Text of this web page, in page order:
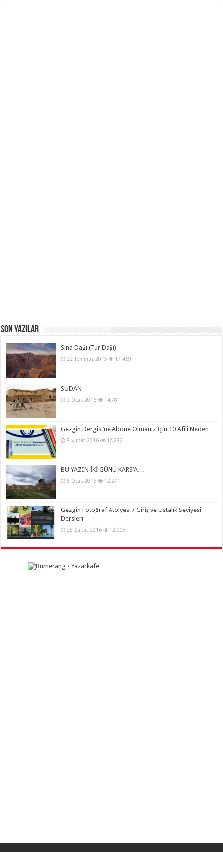
Son Yazılar
Sina Dağı (Tur Dağı)
22 Temmuz 2015 17,469
SUDAN
2 Ocak 2016 14,781
Gezgin Dergisi’ne Abone Olmanız İçin 10 Afili Neden
8 Şubat 2016 12,282
BU YAZIN İKİ GÜNÜ KARS’A…
5 Ocak 2016 12,271
Gezgin Fotoğraf Atölyesi / Giriş ve Ustalık Seviyesi
Dersleri
25 Şubat 2016 12,008